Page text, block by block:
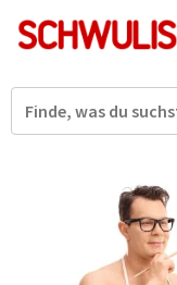
zum
Inhalt
Suche